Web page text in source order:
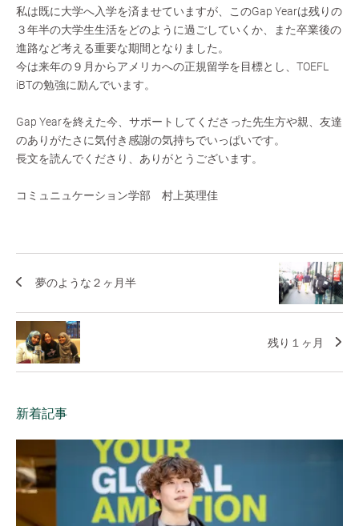
私は既に大学へ入学を済ませていますが、このGap Yearは残りの
３年半の大学生生活をどのように過ごしていくか、また卒業後の
進路など考える重要な期間となりました。
今は来年の９月からアメリカへの正規留学を目標とし、TOEFL
iBTの勉強に励んでいます。
Gap Yearを終えた今、サポートしてくださった先生方や親、友達
のありがたさに気付き感謝の気持ちでいっぱいです。
長文を読んでくださり、ありがとうございます。
コミュニュケーション学部 村上英理佳
夢のような２ヶ月半
残り１ヶ月
新着記事